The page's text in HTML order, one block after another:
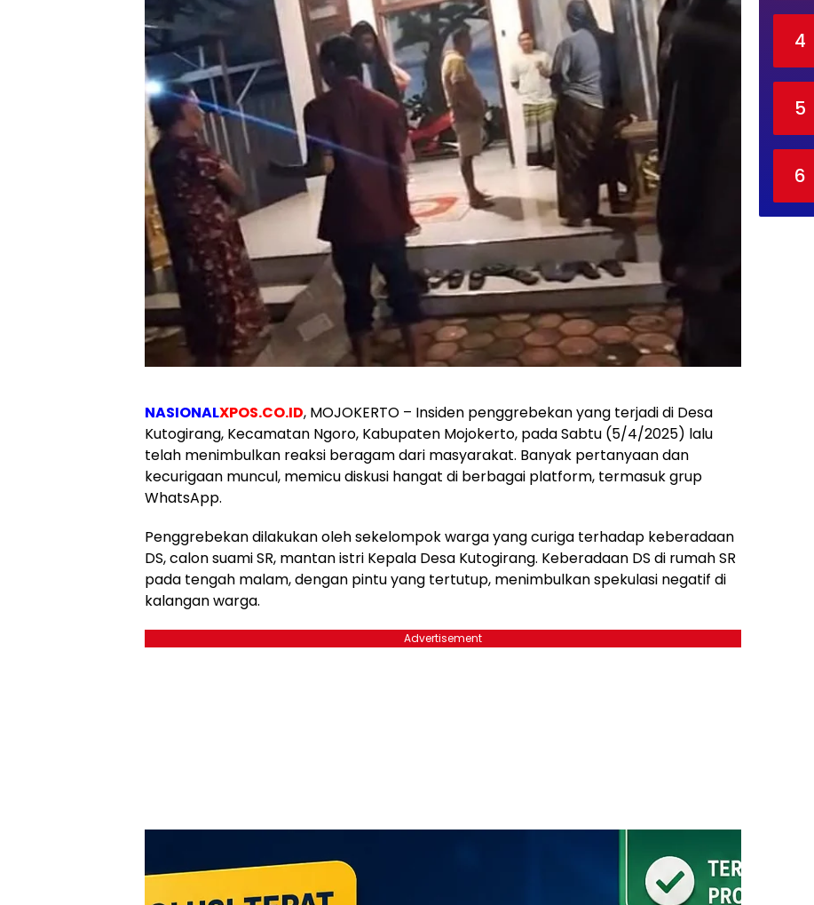
NASIONALXPOS.CO.ID, MOJOKERTO – Insiden penggrebekan yang terjadi di Desa
Kutogirang, Kecamatan Ngoro, Kabupaten Mojokerto, pada Sabtu (5/4/2025) lalu
telah menimbulkan reaksi beragam dari masyarakat. Banyak pertanyaan dan
kecurigaan muncul, memicu diskusi hangat di berbagai platform, termasuk grup
WhatsApp.
Penggrebekan dilakukan oleh sekelompok warga yang curiga terhadap keberadaan
DS, calon suami SR, mantan istri Kepala Desa Kutogirang. Keberadaan DS di rumah SR
pada tengah malam, dengan pintu yang tertutup, menimbulkan spekulasi negatif di
kalangan warga.
Advertisement
4
5
6